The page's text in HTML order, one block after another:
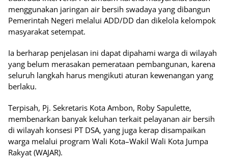
menggunakan jaringan air bersih swadaya yang dibangun
Pemerintah Negeri melalui ADD/DD dan dikelola kelompok
masyarakat setempat.
Ia berharap penjelasan ini dapat dipahami warga di wilayah
yang belum merasakan pemerataan pembangunan, karena
seluruh langkah harus mengikuti aturan kewenangan yang
berlaku.
Terpisah, Pj. Sekretaris Kota Ambon, Roby Sapulette,
membenarkan banyak keluhan terkait pelayanan air bersih
di wilayah konsesi PT DSA, yang juga kerap disampaikan
warga melalui program Wali Kota–Wakil Wali Kota Jumpa
Rakyat (WAJAR).